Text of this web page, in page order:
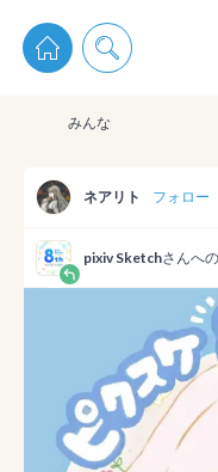
pixiv Sketchは2024年5月28日
通知を受け
pixiv
みんな
ネアリト フォロー
pixiv Sketchさんへ